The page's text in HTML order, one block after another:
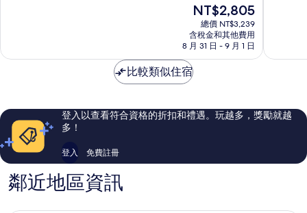
常
評
論
現
在
價
格
為
NT$2,805
NT$2,805
總價 NT$3,239
含稅金和其他費用
8 月 31 日 - 9 月 1 日
常
評
論
比較類似住宿
登入以查看符合資格的折扣和禮遇。玩越多，獎勵就越
多！
登入 免費註冊
鄰近地區資訊